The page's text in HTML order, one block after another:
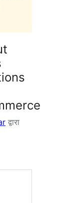
द्वारा